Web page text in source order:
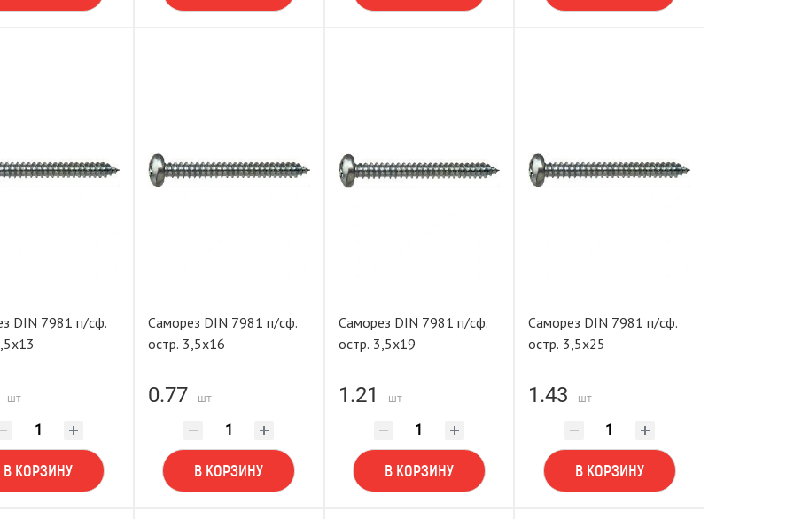
DIN 7981 п/сф.
шт
В КОРЗИНУ
Саморез DIN 7981 п/сф.
остр. 3,5х16
0.77 шт
В КОРЗИНУ
Саморез DIN 7981 п/сф.
остр. 3,5х19
1.21 шт
В КОРЗИНУ
Саморез DIN 7981 п/сф.
остр. 3,5х25
1.43 шт
В КОРЗИНУ